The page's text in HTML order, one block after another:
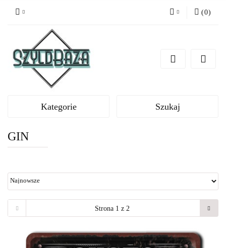
Zarejestruj się
(0)
Kategorie Szukaj
GIN